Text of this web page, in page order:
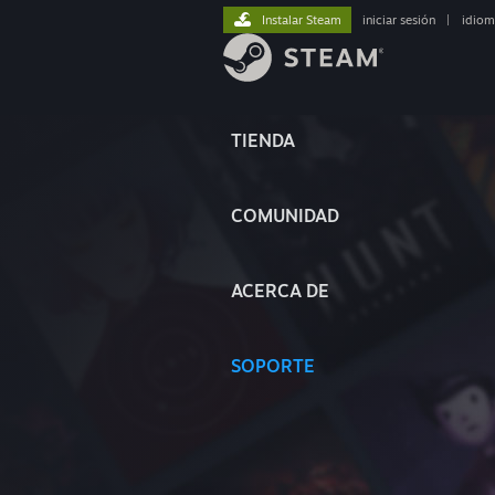
TIENDA
COMUNIDAD
ACERCA DE
SOPORTE
Instalar Steam iniciar sesión